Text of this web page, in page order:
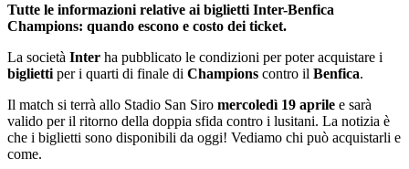
Tutte le informazioni relative ai biglietti Inter-Benfica
Champions: quando escono e costo dei ticket.
La società Inter ha pubblicato le condizioni per poter acquistare i
biglietti per i quarti di finale di Champions contro il Benfica.
Il match si terrà allo Stadio San Siro mercoledì 19 aprile e sarà
valido per il ritorno della doppia sfida contro i lusitani. La notizia è
che i biglietti sono disponibili da oggi! Vediamo chi può acquistarli e
come.